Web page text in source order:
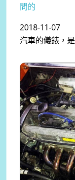
問的
2018-11-07
汽車的儀錶，